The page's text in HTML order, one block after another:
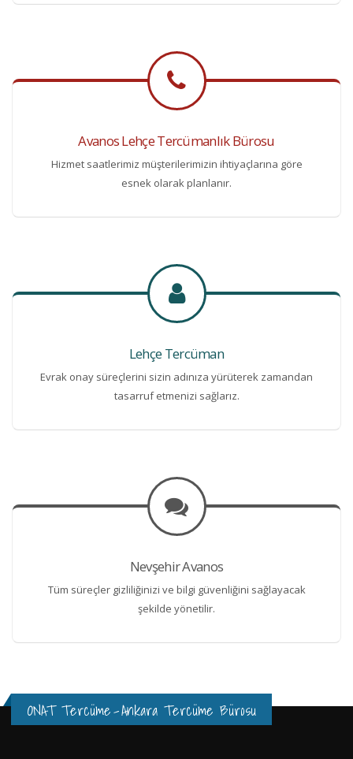
Avanos Lehçe Tercümanlık Bürosu
Hizmet saatlerimiz müşterilerimizin ihtiyaçlarına göre
esnek olarak planlanır.
Lehçe Tercüman
Evrak onay süreçlerini sizin adınıza yürüterek zamandan
tasarruf etmenizi sağlarız.
Nevşehir Avanos
Tüm süreçler gizliliğinizi ve bilgi güvenliğini sağlayacak
şekilde yönetilir.
ONAT Tercüme-Ankara Tercüme Bürosu